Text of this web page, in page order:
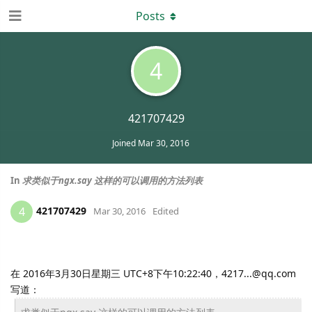
4
421707429
Joined Mar 30, 2016
Posts
In 求类似于ngx.say 这样的可以调用的方法列表
4 421707429 Mar 30, 2016 Edited
在 2016年3月30日星期三 UTC+8下午10:22:40，4217...@qq.com
写道：